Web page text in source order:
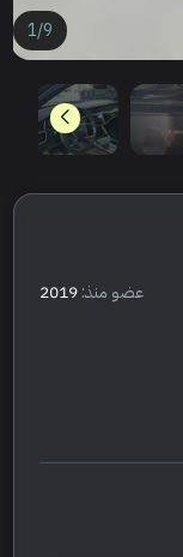
1/9
عضو منذ:2019